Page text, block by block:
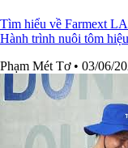
Tìm hiểu về Farmext
Hành trình nuôi tôm
Phạm Mét Tơ • 03/06/